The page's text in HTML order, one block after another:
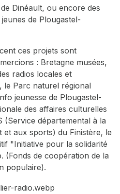
Dinéault, ou encore des
de Plougastel-
ces projets sont
: Bretagne musées,
radios locales et
le Parc naturel régional
jeunesse de Plougastel-
des affaires culturelles
(Service départemental à la
et aux sports) du Finistère, le
"Initiative pour la solidarité
(Fonds de coopération de la
populaire).